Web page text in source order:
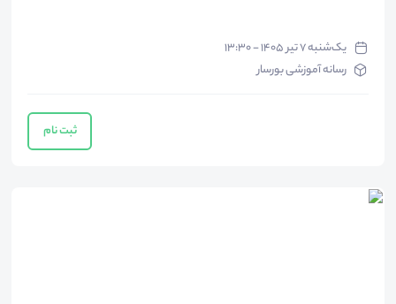
یک‌شنبه ۷ تیر ۱۴۰۵ - ۱۳:۳۰
رسانه آموزشی بورسار
ثبت نام